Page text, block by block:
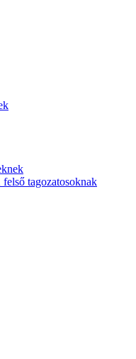
tagozatosoknak